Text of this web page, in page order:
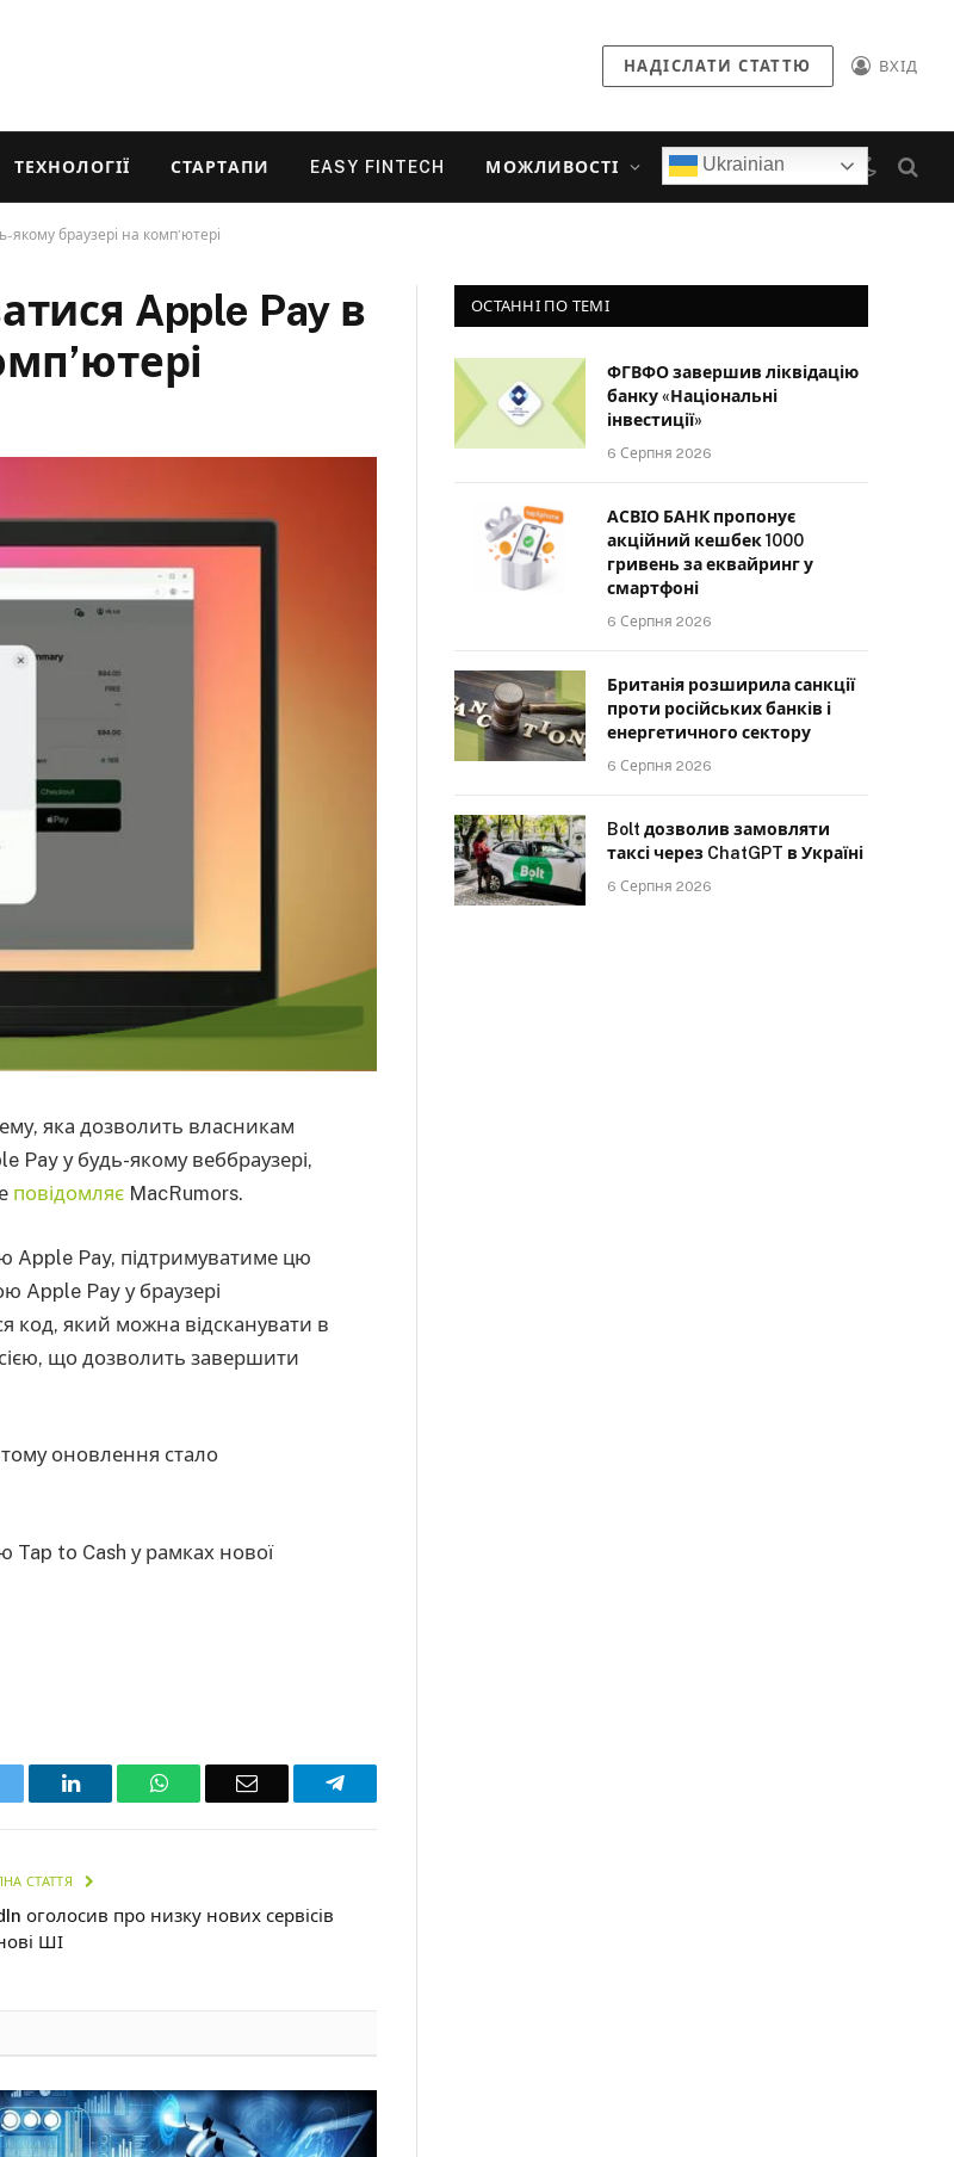
НАДІСЛАТИ СТАТТЮ ВХІД
ТЕХНОЛОГІЇ СТАРТАПИ EASY FINTECH МОЖЛИВОСТІ Ukrainian
браузері на комп’ютері
Apple Pay в
яка дозволить власникам
Pay у будь-якому веббраузері,
повідомляє MacRumors.
Apple Pay, підтримуватиме цю
Apple Pay у браузері
код, який можна відсканувати в
що дозволить завершити
оновлення стало
Tap to Cash у рамках нової
LinkedIn WhatsAppEmail Telegram
СТАТТЯ
оголосив про низку нових сервісів
ШІ
ОСТАННІ ПО ТЕМІ
ФГВФО завершив ліквідацію
банку «Національні
інвестиції»
6 Серпня 2026
АСВІО БАНК пропонує
акційний кешбек 1000
гривень за еквайринг у
смартфоні
6 Серпня 2026
Британія розширила санкції
проти російських банків і
енергетичного сектору
6 Серпня 2026
Bolt дозволив замовляти
таксі через ChatGPT в Україні
6 Серпня 2026